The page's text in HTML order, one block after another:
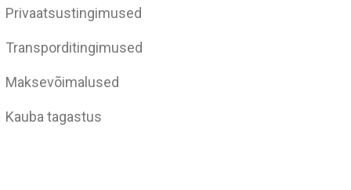
Privaatsustingimused
Transporditingimused
Maksevõimalused
Kauba tagastus